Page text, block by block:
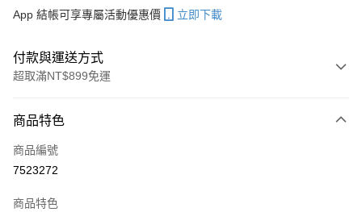
App 結帳可享專屬活動優惠價 立即下載
付款與運送方式
超取滿NT$899免運
信用卡一次付款
超商取貨付款
商品特色
商品編號
7523272
商品特色